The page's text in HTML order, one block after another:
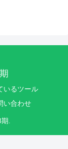
いるツール
い合わせ
.